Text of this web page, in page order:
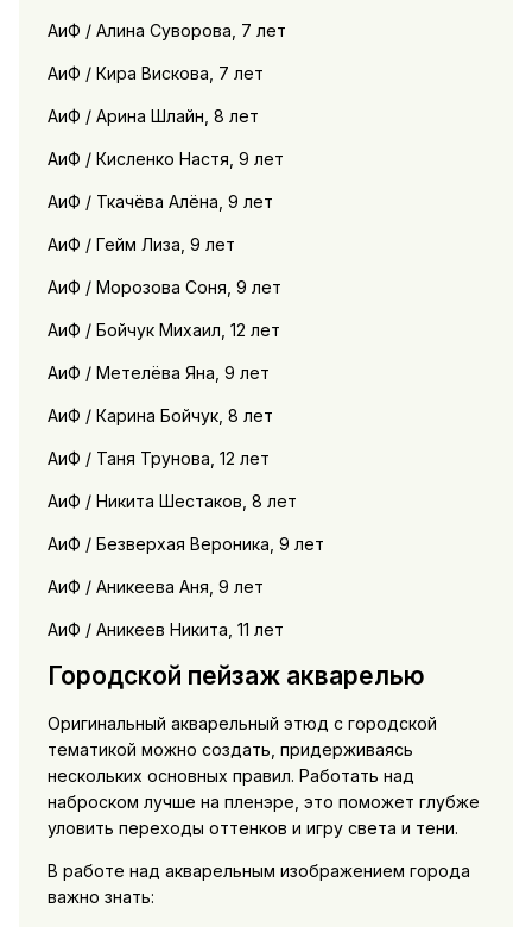
АиФ / Алина Суворова, 7 лет
АиФ / Кира Вискова, 7 лет
АиФ / Арина Шлайн, 8 лет
АиФ / Кисленко Настя, 9 лет
АиФ / Ткачёва Алёна, 9 лет
АиФ / Гейм Лиза, 9 лет
АиФ / Морозова Соня, 9 лет
АиФ / Бойчук Михаил, 12 лет
АиФ / Метелёва Яна, 9 лет
АиФ / Карина Бойчук, 8 лет
АиФ / Таня Трунова, 12 лет
АиФ / Никита Шестаков, 8 лет
АиФ / Безверхая Вероника, 9 лет
АиФ / Аникеева Аня, 9 лет
АиФ / Аникеев Никита, 11 лет
Городской пейзаж акварелью
Оригинальный акварельный этюд с городской
тематикой можно создать, придерживаясь
нескольких основных правил. Работать над
наброском лучше на пленэре, это поможет глубже
уловить переходы оттенков и игру света и тени.
В работе над акварельным изображением города
важно знать: